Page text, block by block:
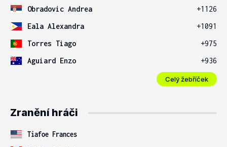
Obradovic Andrea
+1126
Eala Alexandra
+1091
Torres Tiago
+975
Aguiard Enzo
+936
Celý žebříček
Zranění hráči
Tiafoe Frances